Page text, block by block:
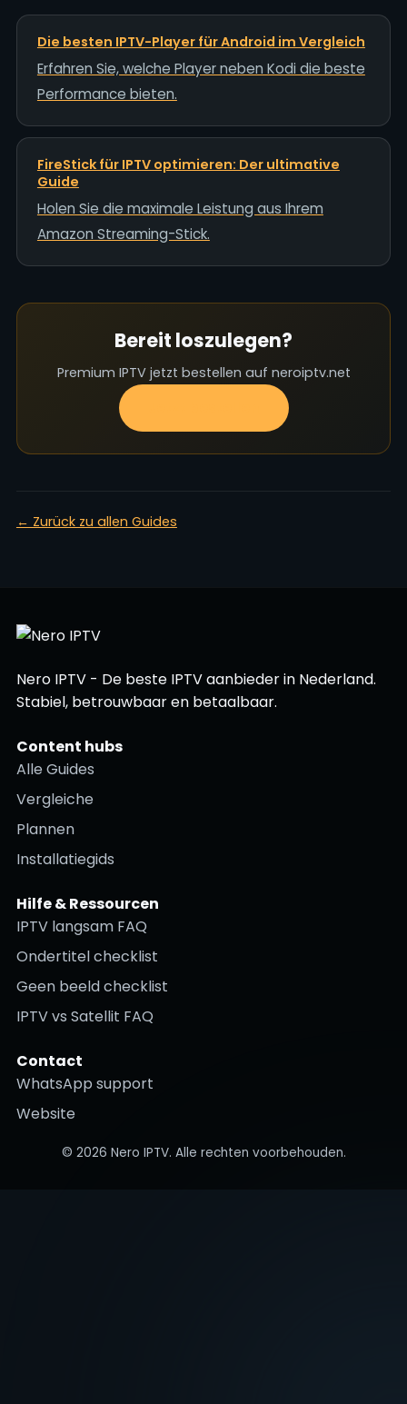
Die besten IPTV-Player für Android im Vergleich
Erfahren Sie, welche Player neben Kodi die beste
Performance bieten.
FireStick für IPTV optimieren: Der ultimative
Guide
Holen Sie die maximale Leistung aus Ihrem
Amazon Streaming-Stick.
Bereit loszulegen?
Premium IPTV jetzt bestellen auf neroiptv.net
← Zurück zu allen Guides
Nero IPTV - De beste IPTV aanbieder in Nederland.
Stabiel, betrouwbaar en betaalbaar.
Content hubs
Alle Guides
Vergleiche
Plannen
Installatiegids
Hilfe & Ressourcen
IPTV langsam FAQ
Ondertitel checklist
Geen beeld checklist
IPTV vs Satellit FAQ
Contact
WhatsApp support
Website
© 2026 Nero IPTV. Alle rechten voorbehouden.